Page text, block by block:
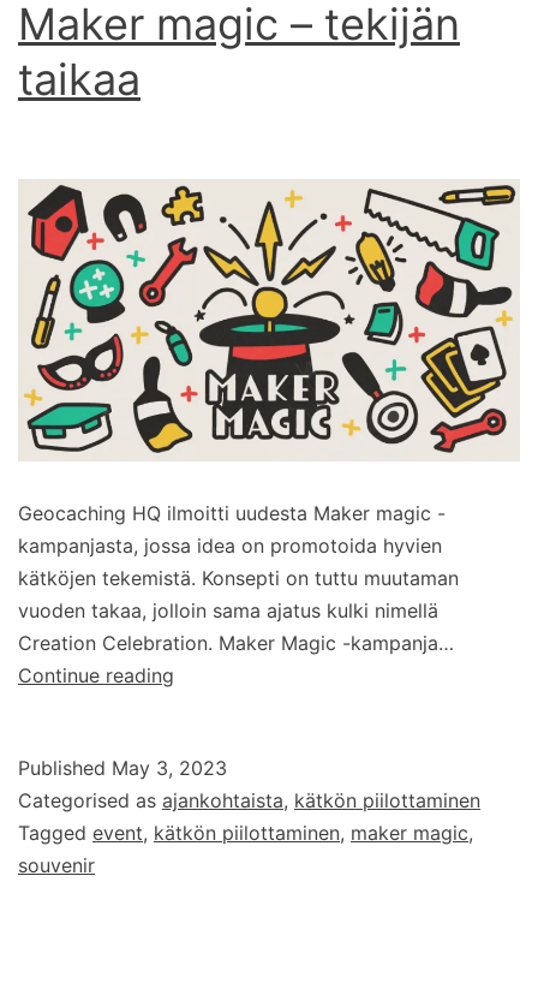
Maker magic – tekijän
taikaa
Geocaching HQ ilmoitti uudesta Maker magic -
kampanjasta, jossa idea on promotoida hyvien
kätköjen tekemistä. Konsepti on tuttu muutaman
vuoden takaa, jolloin sama ajatus kulki nimellä
Creation Celebration. Maker Magic -kampanja…
Continue reading
tekijän
taikaa
Published May 3, 2023
Categorised as ajankohtaista, kätkön piilottaminen
Tagged event, kätkön piilottaminen, maker magic,
souvenir